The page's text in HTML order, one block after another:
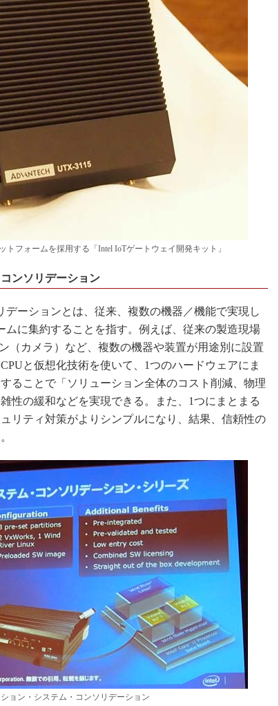
フォームを採用する「Intel IoTゲートウェイ開発キット」
ンソリデーション
ーションとは、従来、複数の機器／機能で実現し
ムに集約することを指す。例えば、従来の製造現場
（カメラ）など、複数の機器や装置が用途別に設置
と仮想化技術を使いて、1つのハードウェアにま
ることで「ソリューション全体のコスト削減、物理
性の緩和などを実現できる。また、1つにまとまる
リティ対策がよりシンプルになり、結果、信頼性の
ョン・システム・コンソリデーション